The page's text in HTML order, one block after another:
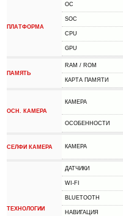
ПЛАТФОРМА
ОС
SOC
CPU
GPU
ПАМЯТЬ
RAM / ROM
КАРТА ПАМЯТИ
ОСН. КАМЕРА
КАМЕРА
ОСОБЕННОСТИ
СЕЛФИ КАМЕРА КАМЕРА
ТЕХНОЛОГИИ
ДАТЧИКИ
WI-FI
BLUETOOTH
НАВИГАЦИЯ